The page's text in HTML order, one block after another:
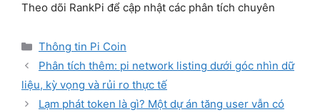
Theo dõi RankPi để cập nhật các phân tích chuyên
Categories
Thông tin Pi Coin
Phân tích thêm: pi network listing dưới góc nhìn dữ
liệu, kỳ vọng và rủi ro thực tế
Lạm phát token là gì? Một dự án tăng user vẫn có